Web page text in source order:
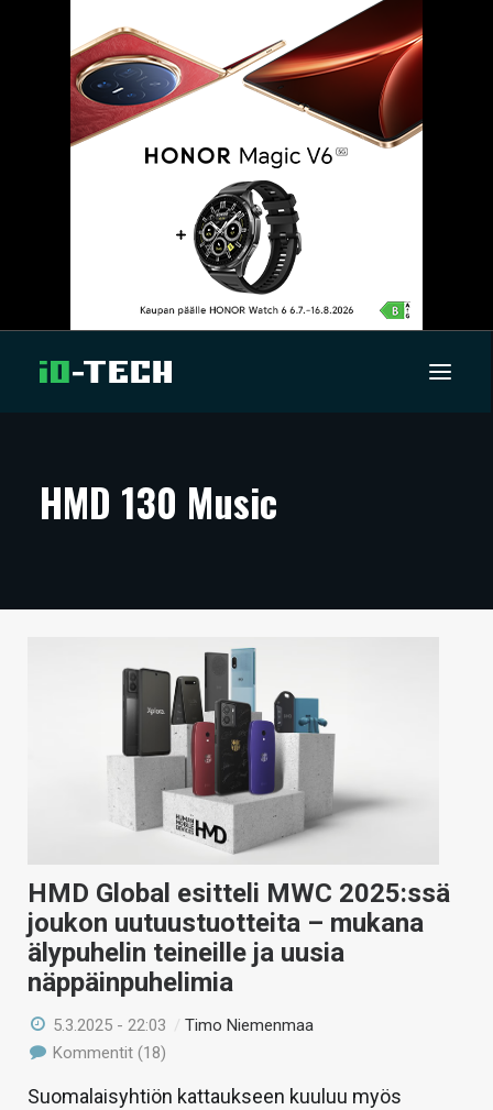
ARTIKKELIT
TECHBBS
HAKU
HMD 130 Music
HMD Global esitteli MWC 2025:ssä
joukon uutuustuotteita – mukana
älypuhelin teineille ja uusia
näppäinpuhelimia
5.3.2025 - 22:03 /Timo Niemenmaa
Kommentit (18)
Suomalaisyhtiön kattaukseen kuuluu myös